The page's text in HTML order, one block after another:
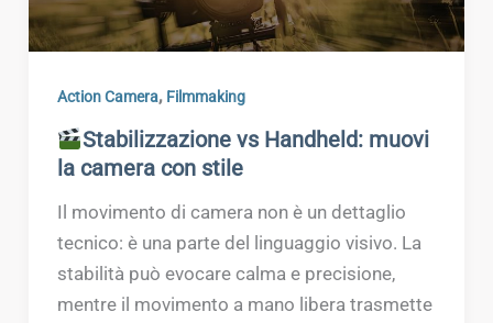
Action Camera, Filmmaking
Stabilizzazione vs Handheld: muovi
la camera con stile
Il movimento di camera non è un dettaglio
tecnico: è una parte del linguaggio visivo. La
stabilità può evocare calma e precisione,
mentre il movimento a mano libera trasmette